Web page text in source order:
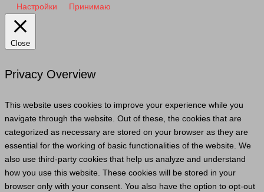
Настройки
Принимаю
Close
Privacy Overview
This website uses cookies to improve your experience while you
navigate through the website. Out of these, the cookies that are
categorized as necessary are stored on your browser as they are
essential for the working of basic functionalities of the website. We
also use third-party cookies that help us analyze and understand
how you use this website. These cookies will be stored in your
browser only with your consent. You also have the option to opt-out